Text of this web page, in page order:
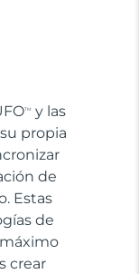
TM
y las
propia
de
Estas
de
crear